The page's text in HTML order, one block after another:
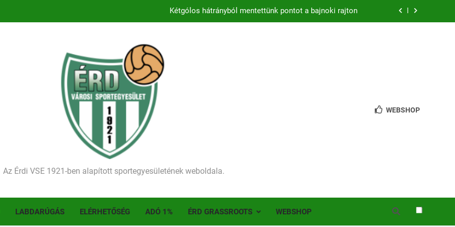
Kétgólos hátrányból mentettünk pontot a bajnoki rajton
Történelmet írt az I. Érdi Football Fesztivál – több mint 200 játékos lépett pályára Érden
Ellenfelünk visszalépése miatt játék nélkül jutottunk tovább a MOL Magyar Kupában
Kezdődik a 2026–2027-es szezon – hazai pályán rajtol az Érdi VSE!
Történelmet írt az I. Érdi Football Fesztivál – több mint 200 játékos lépett pályára Érden
Az Érdi VSE 1921-ben alapított sportegyesületének weboldala.
WEBSHOP
LABDARÚGÁS ELÉRHETŐSÉG ADÓ 1% ÉRD GRASSROOTS WEBSHOP